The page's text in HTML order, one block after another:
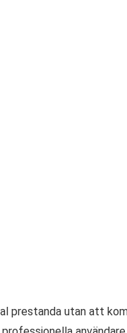
prestanda utan att